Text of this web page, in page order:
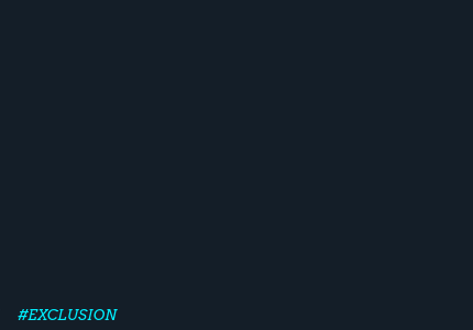
#EXCLUSION